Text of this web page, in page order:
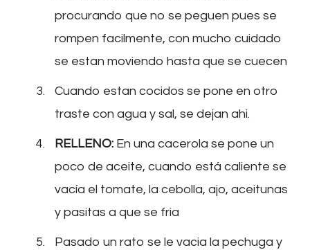
procurando que no se peguen pues se
rompen facilmente, con mucho cuidado
se estan moviendo hasta que se cuecen
Cuando estan cocidos se pone en otro
traste con agua y sal, se dejan ahi.
RELLENO: En una cacerola se pone un
poco de aceite, cuando está caliente se
vacía el tomate, la cebolla, ajo, aceitunas
y pasitas a que se fria
Pasado un rato se le vacia la pechuga y